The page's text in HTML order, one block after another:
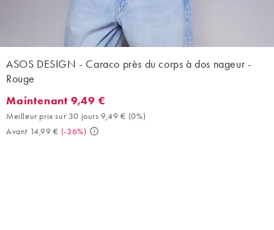
ASOS DESIGN - Caraco près du corps à dos nageur -
Rouge
Maintenant 9,49 €. Meilleur prix sur 30 jours 9,49 € (0%).
Maintenant 9,49 €
Meilleur prix sur 30 jours 9,49 € (0%)
Avant 14,99 € (-36%)